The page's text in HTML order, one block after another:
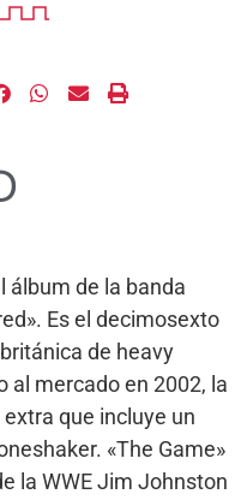
álbum de la banda
Es el decimosexto
de heavy
al mercado en 2002, la
que incluye un
«The Game»
la WWE Jim Johnston